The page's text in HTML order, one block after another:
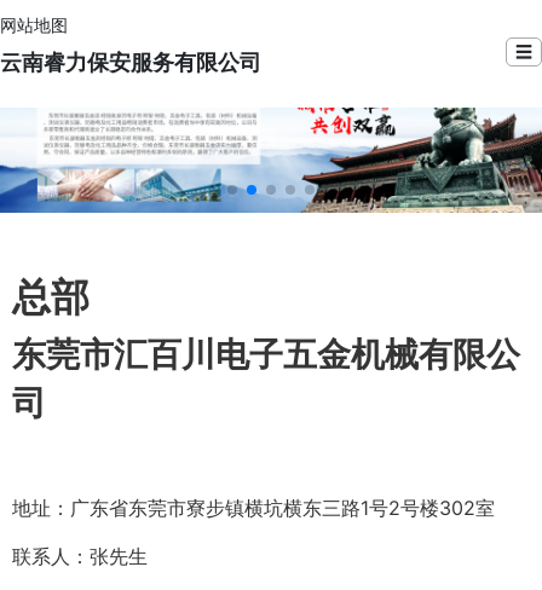
网站地图
云南睿力保安服务有限公司 ☰
总部
东莞市汇百川电子五金机械有限公
司
地址：广东省东莞市寮步镇横坑横东三路1号2号楼302室
联系人：张先生